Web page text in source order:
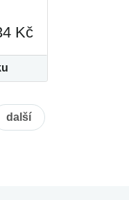
Kč
další